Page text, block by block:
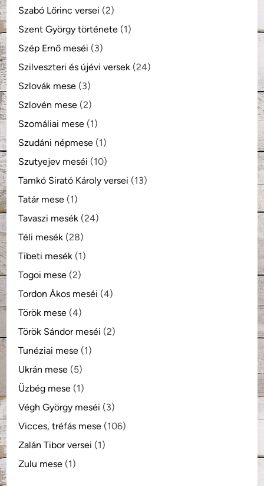
Szabó Lőrinc versei (2)
Szent György története (1)
Szép Ernő meséi (3)
Szilveszteri és újévi versek (24)
Szlovák mese (3)
Szlovén mese (2)
Szomáliai mese (1)
Szudáni népmese (1)
Szutyejev meséi (10)
Tamkó Sirató Károly versei (13)
Tatár mese (1)
Tavaszi mesék (24)
Téli mesék (28)
Tibeti mesék (1)
Togoi mese (2)
Tordon Ákos meséi (4)
Török mese (4)
Török Sándor meséi (2)
Tunéziai mese (1)
Ukrán mese (5)
Üzbég mese (1)
Végh György meséi (3)
Vicces, tréfás mese (106)
Zalán Tibor versei (1)
Zulu mese (1)